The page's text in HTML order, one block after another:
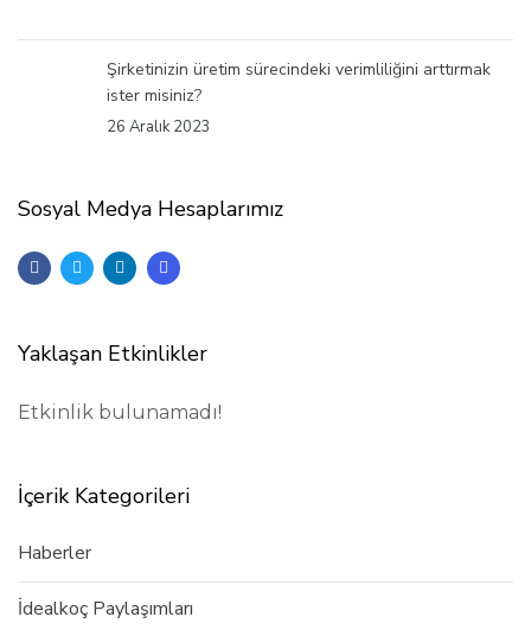
Şirketinizin üretim sürecindeki verimliliğini arttırmak
ister misiniz?
26 Aralık 2023
Sosyal Medya Hesaplarımız
Yaklaşan Etkinlikler
Etkinlik bulunamadı!
İçerik Kategorileri
Haberler
İdealkoç Paylaşımları